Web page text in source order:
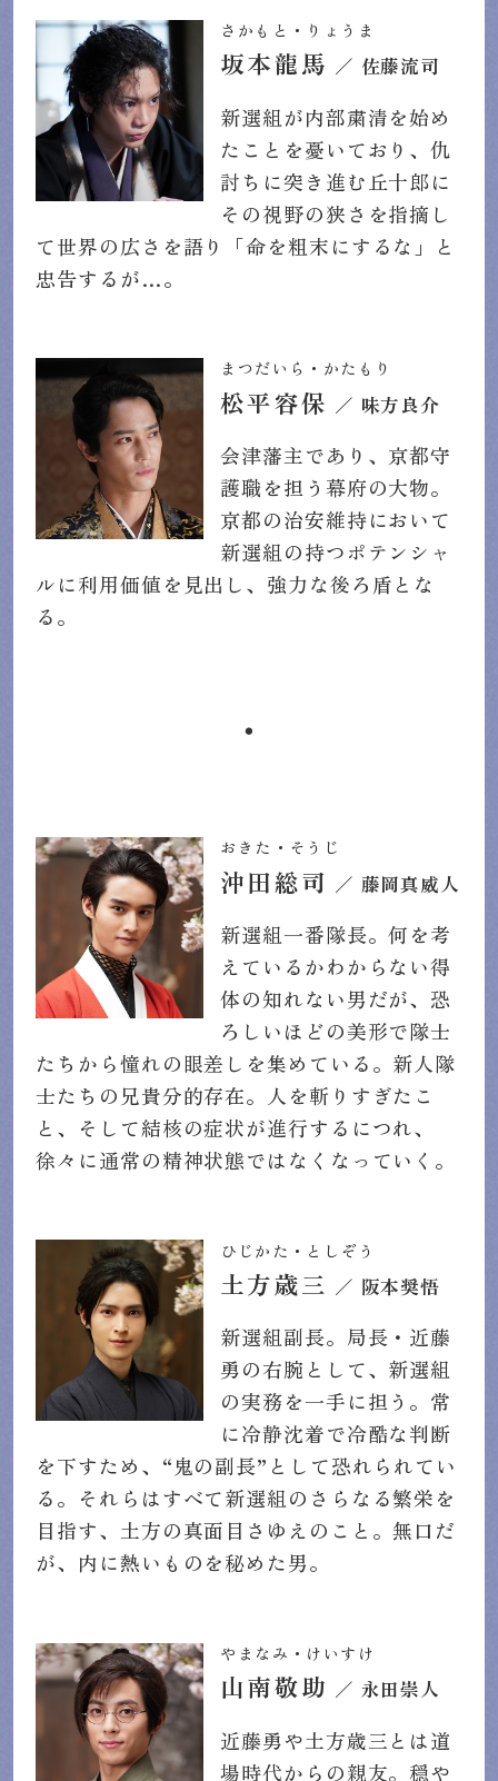
さかもと・りょうま
坂本龍馬 ／ 佐藤流司
新選組が内部粛清を始め
たことを憂いており、仇
討ちに突き進む丘十郎に
その視野の狭さを指摘し
て世界の広さを語り「命を粗末にするな」と
忠告するが…。
まつだいら・かたもり
松平容保 ／ 味方良介
会津藩主であり、京都守
護職を担う幕府の大物。
京都の治安維持において
新選組の持つポテンシャ
ルに利用価値を見出し、強力な後ろ盾とな
る。
・
おきた・そうじ
沖田総司 ／ 藤岡真威人
新選組一番隊長。何を考
えているかわからない得
体の知れない男だが、恐
ろしいほどの美形で隊士
たちから憧れの眼差しを集めている。新人隊
士たちの兄貴分的存在。人を斬りすぎたこ
と、そして結核の症状が進行するにつれ、
徐々に通常の精神状態ではなくなっていく。
ひじかた・としぞう
土方歳三 ／ 阪本奨悟
新選組副長。局長・近藤
勇の右腕として、新選組
の実務を一手に担う。常
に冷静沈着で冷酷な判断
を下すため、“鬼の副長”として恐れられてい
る。それらはすべて新選組のさらなる繁栄を
目指す、土方の真面目さゆえのこと。無口だ
が、内に熱いものを秘めた男。
やまなみ・けいすけ
山南敬助 ／ 永田崇人
近藤勇や土方歳三とは道
場時代からの親友。穏や